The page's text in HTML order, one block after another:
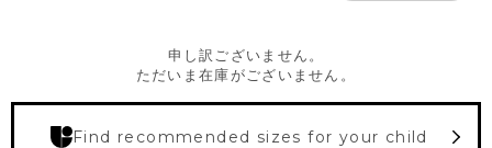
申し訳ございません。
ただいま在庫がございません。
Find recommended sizes for your child